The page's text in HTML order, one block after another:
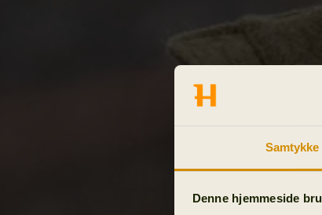
Samtykke
Denne hjemmeside